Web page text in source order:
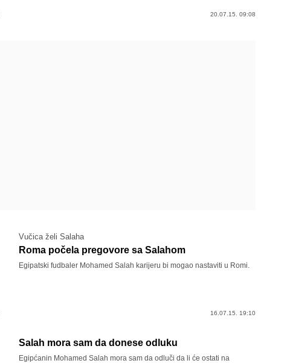
20.07.15. 09:08
Vučica želi Salaha
Roma počela pregovore sa Salahom
Egipatski fudbaler Mohamed Salah karijeru bi mogao nastaviti u Romi.
16.07.15. 19:10
Salah mora sam da donese odluku
Egipćanin Mohamed Salah mora sam da odluči da li će ostati na